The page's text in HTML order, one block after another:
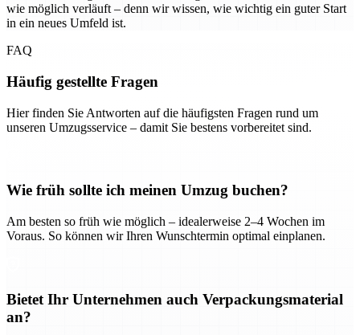
wie möglich verläuft – denn wir wissen, wie wichtig ein guter Start
in ein neues Umfeld ist.
FAQ
Häufig gestellte Fragen
Hier finden Sie Antworten auf die häufigsten Fragen rund um
unseren Umzugsservice – damit Sie bestens vorbereitet sind.
Wie früh sollte ich meinen Umzug buchen?
Am besten so früh wie möglich – idealerweise 2–4 Wochen im
Voraus. So können wir Ihren Wunschtermin optimal einplanen.
Bietet Ihr Unternehmen auch Verpackungsmaterial
an?